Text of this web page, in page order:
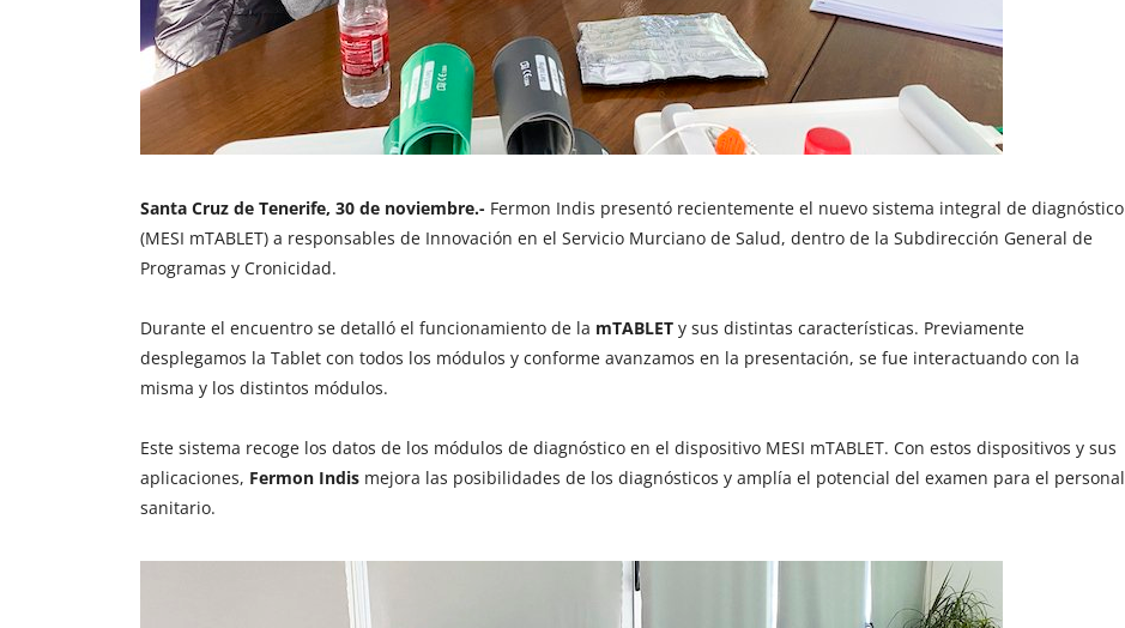
Santa Cruz de Tenerife, 30 de noviembre.- Fermon Indis presentó recientemente el nuevo sistema integral de diagnóstico
(MESI mTABLET) a responsables de Innovación en el Servicio Murciano de Salud, dentro de la Subdirección General de
Programas y Cronicidad.
Durante el encuentro se detalló el funcionamiento de la mTABLET y sus distintas características. Previamente
desplegamos la Tablet con todos los módulos y conforme avanzamos en la presentación, se fue interactuando con la
misma y los distintos módulos.
Este sistema recoge los datos de los módulos de diagnóstico en el dispositivo MESI mTABLET. Con estos dispositivos y sus
aplicaciones, Fermon Indis mejora las posibilidades de los diagnósticos y amplía el potencial del examen para el personal
sanitario.